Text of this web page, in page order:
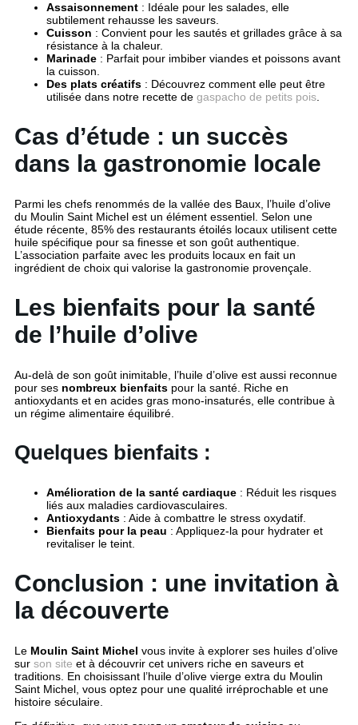
Assaisonnement : Idéale pour les salades, elle
subtilement rehausse les saveurs.
Cuisson : Convient pour les sautés et grillades grâce à sa
résistance à la chaleur.
Marinade : Parfait pour imbiber viandes et poissons avant
la cuisson.
Des plats créatifs : Découvrez comment elle peut être
utilisée dans notre recette de gaspacho de petits pois.
Cas d’étude : un succès
dans la gastronomie locale
Parmi les chefs renommés de la vallée des Baux, l’huile d’olive
du Moulin Saint Michel est un élément essentiel. Selon une
étude récente, 85% des restaurants étoilés locaux utilisent cette
huile spécifique pour sa finesse et son goût authentique.
L’association parfaite avec les produits locaux en fait un
ingrédient de choix qui valorise la gastronomie provençale.
Les bienfaits pour la santé
de l’huile d’olive
Au-delà de son goût inimitable, l’huile d’olive est aussi reconnue
pour ses nombreux bienfaits pour la santé. Riche en
antioxydants et en acides gras mono-insaturés, elle contribue à
un régime alimentaire équilibré.
Quelques bienfaits :
Amélioration de la santé cardiaque : Réduit les risques
liés aux maladies cardiovasculaires.
Antioxydants : Aide à combattre le stress oxydatif.
Bienfaits pour la peau : Appliquez-la pour hydrater et
revitaliser le teint.
Conclusion : une invitation à
la découverte
Le Moulin Saint Michel vous invite à explorer ses huiles d’olive
sur son site et à découvrir cet univers riche en saveurs et
traditions. En choisissant l’huile d’olive vierge extra du Moulin
Saint Michel, vous optez pour une qualité irréprochable et une
histoire séculaire.